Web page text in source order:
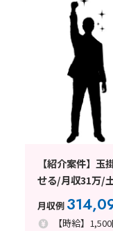
【紹介案件】
せる/月収31万/
月収例
【時給】